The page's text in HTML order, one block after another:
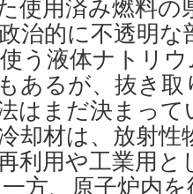
使用済み燃料の
治的に不透明な
う液体ナトリウ
あるが、抜き
はまだ決まっ
却材は、放射
利用や工業用
、原子炉内を